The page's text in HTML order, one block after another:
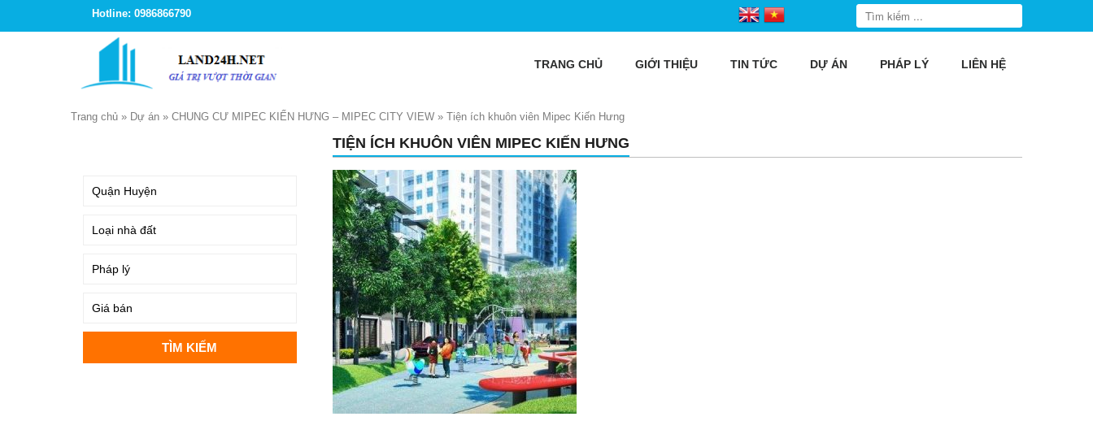
Hotline: 0986866790
TRANG CHỦ GIỚI THIỆU TIN TỨC DỰ ÁN PHÁP LÝ LIÊN HỆ
Trang chủ » Dự án » CHUNG CƯ MIPEC KIẾN HƯNG – MIPEC CITY VIEW » Tiện ích khuôn viên Mipec Kiến Hưng
TIỆN ÍCH KHUÔN VIÊN MIPEC KIẾN HƯNG